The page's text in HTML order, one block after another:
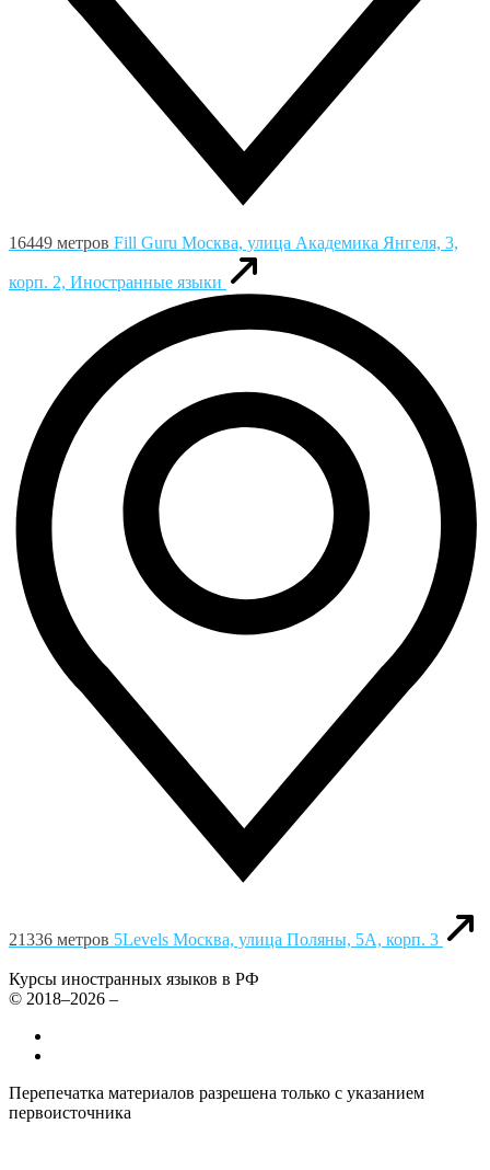
16449 метров Fill Guru Москва, улица Академика Янгеля, 3,
корп. 2, Иностранные языки
21336 метров 5Levels Москва, улица Поляны, 5А, корп. 3
Курсы иностранных языков в РФ
© 2018–2026 –
Перепечатка материалов разрешена только с указанием
первоисточника